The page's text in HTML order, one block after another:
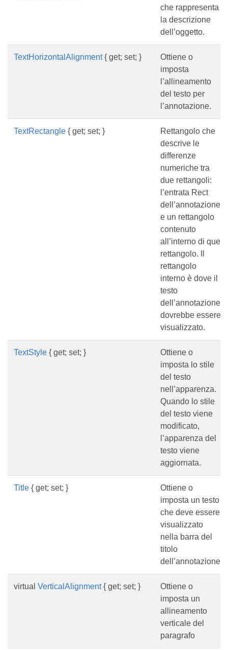
che rappresenta
la descrizione
dell’oggetto.
TextHorizontalAlignment{ get; set; }
Ottiene o
imposta
l’allineamento
del testo per
l’annotazione.
TextRectangle { get; set; }
Rettangolo che
descrive le
differenze
numeriche tra
due rettangoli:
l’entrata Rect
dell’annotazione
e un rettangolo
contenuto
all’interno di quel
rettangolo. Il
rettangolo
interno è dove il
testo
dell’annotazione
dovrebbe essere
visualizzato.
TextStyle { get; set; }
Ottiene o
imposta lo stile
del testo
nell’apparenza.
Quando lo stile
del testo viene
modificato,
l’apparenza del
testo viene
aggiornata.
Title { get; set; }
Ottiene o
imposta un testo
che deve essere
visualizzato
nella barra del
titolo
dell’annotazione.
virtual VerticalAlignment{ get; set; }
Ottiene o
imposta un
allineamento
verticale del
paragrafo